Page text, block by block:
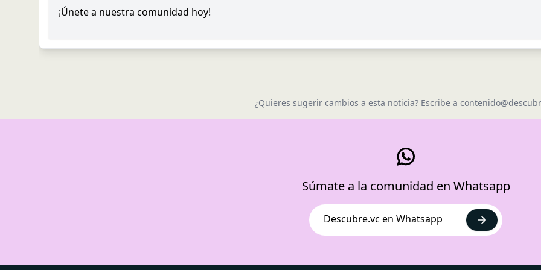
¡Únete a nuestra comunidad hoy!
¿Quieres sugerir cambios a esta noticia? Escribe a
Súmate a la comunidad en Whatsapp
Descubre.vc en Whatsapp